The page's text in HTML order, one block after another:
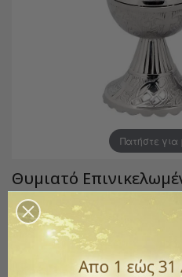
Πατήστε για
Θυμιατό
Κωδικός 2032-V40ta97N
0,00 €